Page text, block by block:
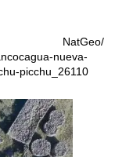
nueva-
picchu_26110